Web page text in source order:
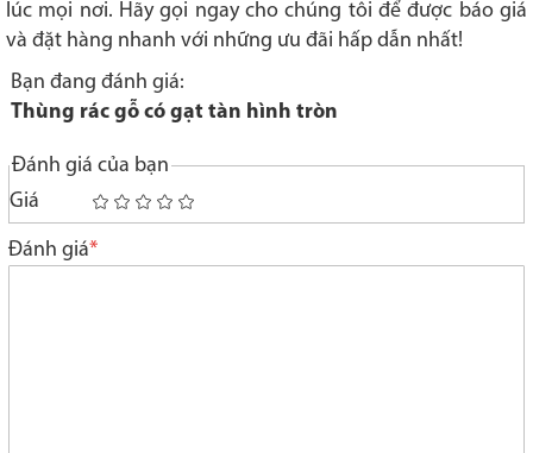
lúc mọi nơi. Hãy gọi ngay cho chúng tôi để được báo giá
và đặt hàng nhanh với những ưu đãi hấp dẫn nhất!
Bạn đang đánh giá:
Thùng rác gỗ có gạt tàn hình tròn
Đánh giá của bạn
Giá
1
star
2
stars
3
stars
4
stars
5
stars
Đánh giá